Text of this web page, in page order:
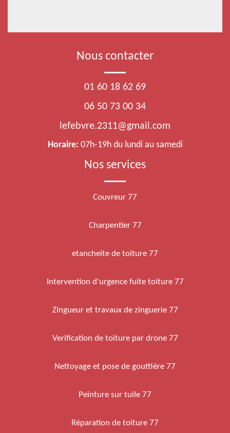
Nous contacter
01 60 18 62 69
06 50 73 00 34
lefebvre.2311@gmail.com
Horaire: 07h-19h du lundi au samedi
Nos services
Couvreur 77
Charpentier 77
etancheite de toiture 77
Intervention d'urgence fuite toiture 77
Zingueur et travaux de zinguerie 77
Verification de toiture par drone 77
Nettoyage et pose de gouttière 77
Peinture sur tuile 77
Réparation de toiture 77